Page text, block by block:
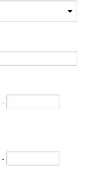
-
-